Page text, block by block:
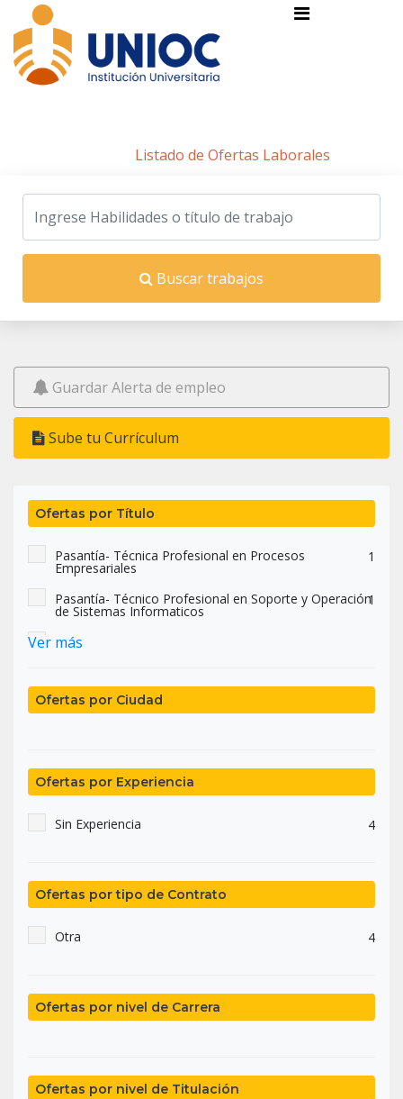
Listado de Ofertas Laborales
Buscar trabajos
Guardar Alerta de empleo
Sube tu Currículum
Ofertas por Título
Pasantía- Técnica Profesional en Procesos
Empresariales
1
Pasantía- Técnico Profesional en Soporte y Operación
de Sistemas Informaticos
1
Pasantía - Técnica Profesional en Procesos
Pasantía- Técnica Profesional en Soporte y Operación
de Sistemas Informáticos
1
Ver más
Ofertas por Ciudad
Ofertas por Experiencia
Sin Experiencia 4
Ofertas por tipo de Contrato
Otra 4
Ofertas por nivel de Carrera
Ofertas por nivel de Titulación